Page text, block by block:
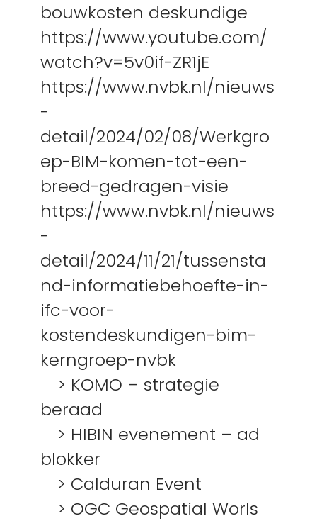
bouwkosten deskundige
https://www.youtube.com/
watch?v=5v0if-ZR1jE
https://www.nvbk.nl/nieuws
-
detail/2024/02/08/Werkgro
ep-BIM-komen-tot-een-
breed-gedragen-visie
https://www.nvbk.nl/nieuws
-
detail/2024/11/21/tussensta
nd-informatiebehoefte-in-
ifc-voor-
kostendeskundigen-bim-
kerngroep-nvbk
> KOMO – strategie
beraad
> HIBIN evenement – ad
blokker
> Calduran Event
> OGC Geospatial Worls